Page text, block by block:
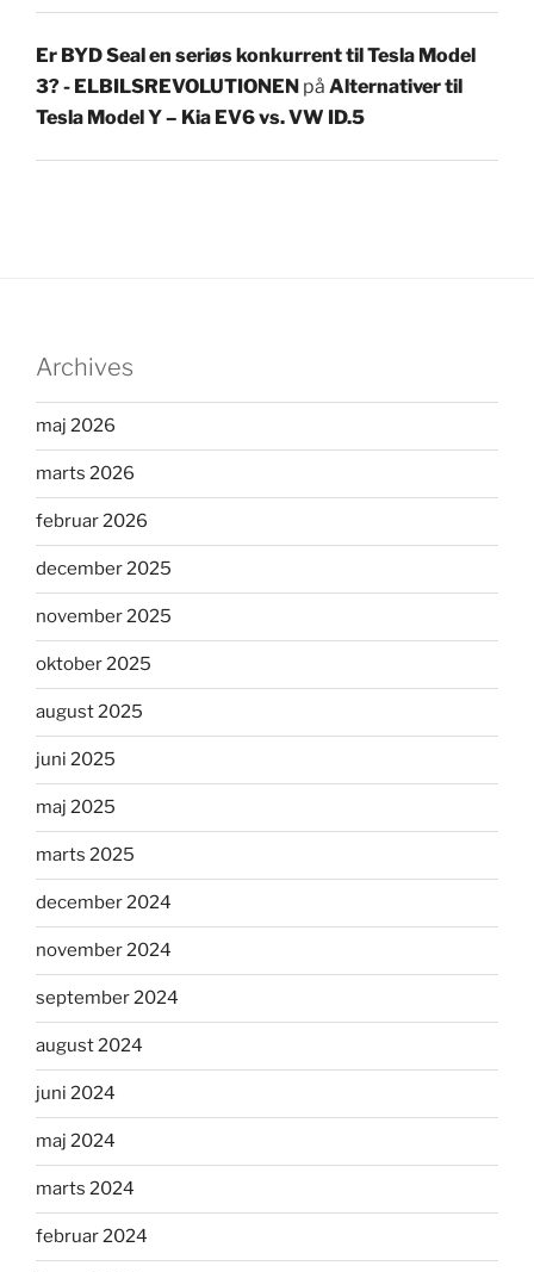
Er BYD Seal en seriøs konkurrent til Tesla Model
3? - ELBILSREVOLUTIONEN på Alternativer til
Tesla Model Y – Kia EV6 vs. VW ID.5
Archives
maj 2026
marts 2026
februar 2026
december 2025
november 2025
oktober 2025
august 2025
juni 2025
maj 2025
marts 2025
december 2024
november 2024
september 2024
august 2024
juni 2024
maj 2024
marts 2024
februar 2024